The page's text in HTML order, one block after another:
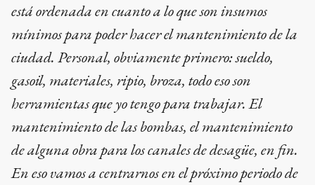
está ordenada en cuanto a lo que son insumos
mínimos para poder hacer el mantenimiento de la
ciudad. Personal, obviamente primero: sueldo,
gasoil, materiales, ripio, broza, todo eso son
herramientas que yo tengo para trabajar. El
mantenimiento de las bombas, el mantenimiento
de alguna obra para los canales de desagüe, en fin.
En eso vamos a centrarnos en el próximo periodo de